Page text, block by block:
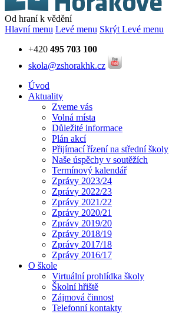
Od hraní k vědění
Hlavní menu Levé menu Skrýt Levé menu
+420 495 703 100
skola@zshorakhk.cz
Úvod
Aktuality
Zveme vás
Volná místa
Důležité informace
Plán akcí
Přijímací řízení na střední školy
Naše úspěchy v soutěžích
Termínový kalendář
Zprávy 2023/24
Zprávy 2022/23
Zprávy 2021/22
Zprávy 2020/21
Zprávy 2019/20
Zprávy 2018/19
Zprávy 2017/18
Zprávy 2016/17
O škole
Virtuální prohlídka školy
Školní hřiště
Zájmová činnost
Telefonní kontakty